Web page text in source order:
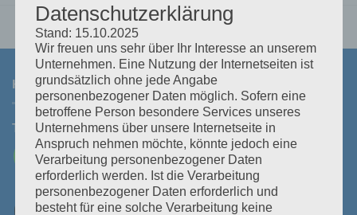
KONTAKT
Tel: +43 3464 30 505Mail:office@polz.at
Datenschutzerklärung
Stand: 15.10.2025
Wir freuen uns sehr über Ihr Interesse an unserem
Unternehmen. Eine Nutzung der Internetseiten ist
grundsätzlich ohne jede Angabe
personenbezogener Daten möglich. Sofern eine
betroffene Person besondere Services unseres
Unternehmens über unsere Internetseite in
Anspruch nehmen möchte, könnte jedoch eine
Verarbeitung personenbezogener Daten
erforderlich werden. Ist die Verarbeitung
personenbezogener Daten erforderlich und
besteht für eine solche Verarbeitung keine